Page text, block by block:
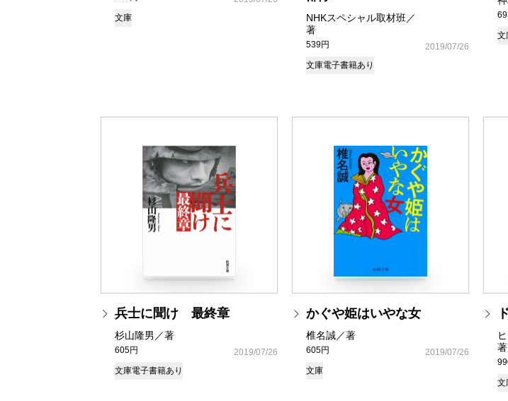
文庫
NHKスペシャル取材班／
著
539円
2019/07/26
文庫電子書籍あり
文
兵士に聞け 最終章
杉山隆男／著
605円
2019/07/26
文庫電子書籍あり
かぐや姫はいやな女
椎名誠／著
605円
2019/07/26
文庫
文